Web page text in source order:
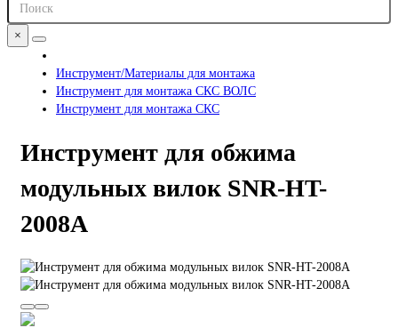
×
Инструмент/Материалы для монтажа
Инструмент для монтажа СКС ВОЛС
Инструмент для монтажа СКС
Инструмент для обжима
модульных вилок SNR-HT-
2008A